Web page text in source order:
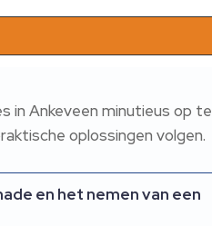
in Ankeveen minutieus op te
oplossingen volgen.​
en het nemen van een